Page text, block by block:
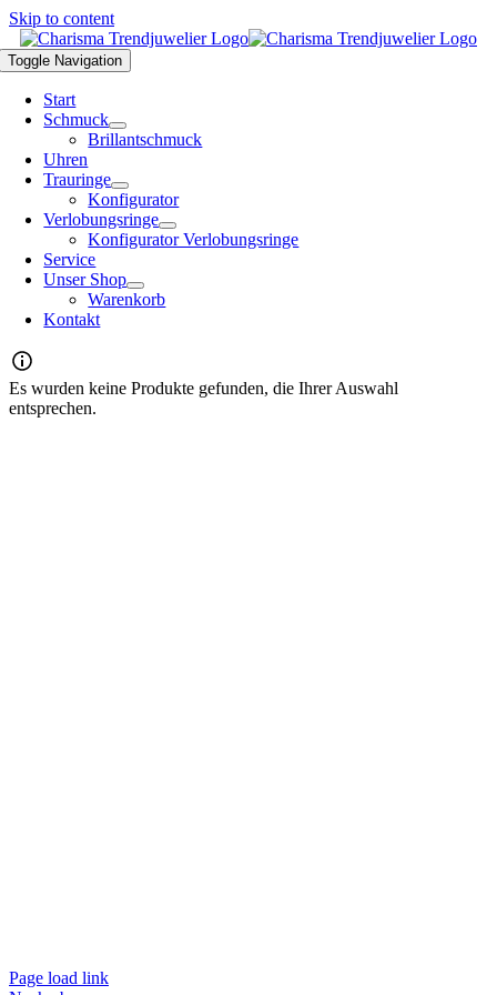
Skip to content
Toggle Navigation
Start
Schmuck
Brillantschmuck
Uhren
Trauringe
Konfigurator
Verlobungsringe
Konfigurator Verlobungsringe
Service
Unser Shop
Warenkorb
Kontakt
Es wurden keine Produkte gefunden, die Ihrer Auswahl
entsprechen.
Page load link